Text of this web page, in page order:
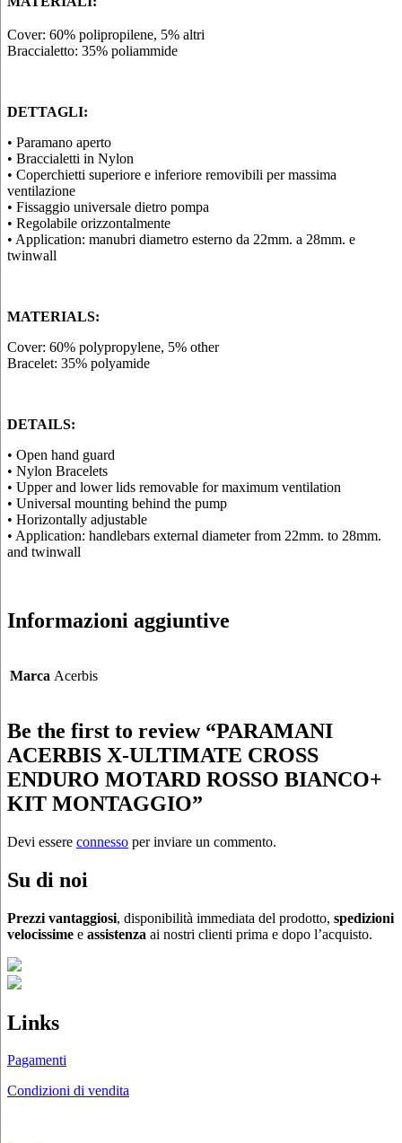
Cover: 60% polipropilene, 5% altri
Braccialetto: 35% poliammide
DETTAGLI:
• Paramano aperto
• Braccialetti in Nylon
• Coperchietti superiore e inferiore removibili per massima
ventilazione
• Fissaggio universale dietro pompa
• Regolabile orizzontalmente
• Application: manubri diametro esterno da 22mm. a 28mm. e
twinwall
MATERIALS:
Cover: 60% polypropylene, 5% other
Bracelet: 35% polyamide
DETAILS:
• Open hand guard
• Nylon Bracelets
• Upper and lower lids removable for maximum ventilation
• Universal mounting behind the pump
• Horizontally adjustable
• Application: handlebars external diameter from 22mm. to 28mm.
and twinwall
Informazioni aggiuntive
Marca Acerbis
Be the first to review “PARAMANI
ACERBIS X-ULTIMATE CROSS
ENDURO MOTARD ROSSO BIANCO+
KIT MONTAGGIO”
Devi essere connesso per inviare un commento.
Su di noi
Prezzi vantaggiosi, disponibilità immediata del prodotto, spedizioni
velocissime e assistenza ai nostri clienti prima e dopo l’acquisto.
Links
Pagamenti
Condizioni di vendita